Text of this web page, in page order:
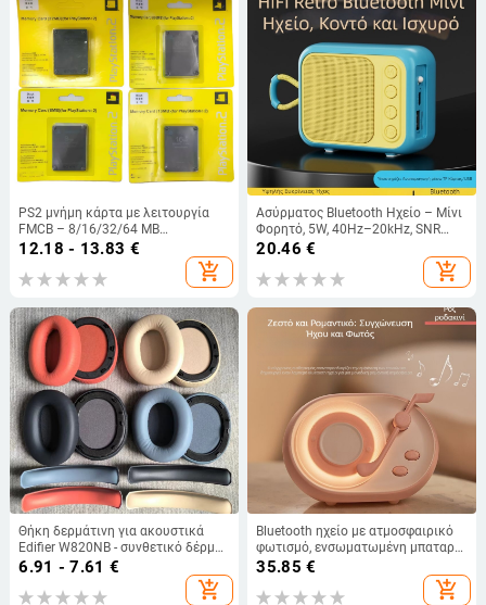
PS2 μνήμη κάρτα με λειτουργία
FMCB – 8/16/32/64 MB
αποθήκευση για κονσόλα PS2,
αξιόπιστη διατήρηση αρχείων
12.18 - 13.83 €
add_shopping_cart
Ασύρματος Bluetooth Ηχείο – Μίνι
Φορητό, 5W, 40Hz–20kHz, SNR
≥75dB, Ενσωματωμένη Μπαταρία
20.46 €
add_shopping_cart
Θήκη δερμάτινη για ακουστικά
Edifier W820NB - συνθετικό δέρμα,
εξατομικευμένο σύμφωνα με τα
6.91 - 7.61 €
add_shopping_cart
Bluetooth ηχείο με ατμοσφαιρικό
φωτισμό, ενσωματωμένη μπαταρία
1000–1200 mAh, 5 W, εύρος
απόκρισης 60 Hz–15 kHz, SNR ≥70
dB
35.85 €
add_shopping_cart